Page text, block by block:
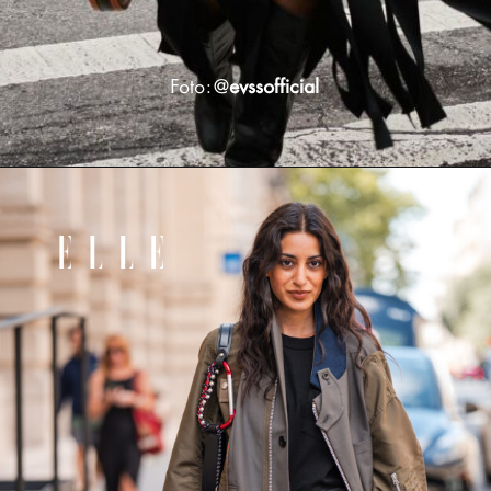
Foto: @evssofficial